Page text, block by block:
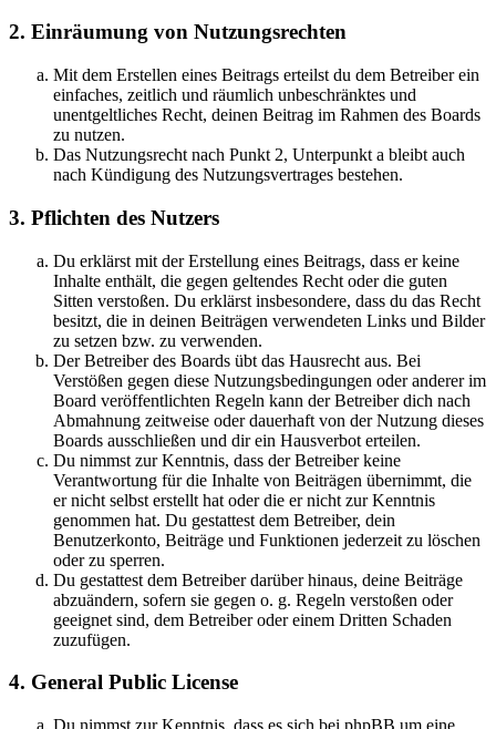
2. Einräumung von Nutzungsrechten
Mit dem Erstellen eines Beitrags erteilst du dem Betreiber ein
einfaches, zeitlich und räumlich unbeschränktes und
unentgeltliches Recht, deinen Beitrag im Rahmen des Boards
zu nutzen.
Das Nutzungsrecht nach Punkt 2, Unterpunkt a bleibt auch
nach Kündigung des Nutzungsvertrages bestehen.
3. Pflichten des Nutzers
Du erklärst mit der Erstellung eines Beitrags, dass er keine
Inhalte enthält, die gegen geltendes Recht oder die guten
Sitten verstoßen. Du erklärst insbesondere, dass du das Recht
besitzt, die in deinen Beiträgen verwendeten Links und Bilder
zu setzen bzw. zu verwenden.
Der Betreiber des Boards übt das Hausrecht aus. Bei
Verstößen gegen diese Nutzungsbedingungen oder anderer im
Board veröffentlichten Regeln kann der Betreiber dich nach
Abmahnung zeitweise oder dauerhaft von der Nutzung dieses
Boards ausschließen und dir ein Hausverbot erteilen.
Du nimmst zur Kenntnis, dass der Betreiber keine
Verantwortung für die Inhalte von Beiträgen übernimmt, die
er nicht selbst erstellt hat oder die er nicht zur Kenntnis
genommen hat. Du gestattest dem Betreiber, dein
Benutzerkonto, Beiträge und Funktionen jederzeit zu löschen
oder zu sperren.
Du gestattest dem Betreiber darüber hinaus, deine Beiträge
abzuändern, sofern sie gegen o. g. Regeln verstoßen oder
geeignet sind, dem Betreiber oder einem Dritten Schaden
zuzufügen.
4. General Public License
Du nimmst zur Kenntnis, dass es sich bei phpBB um eine